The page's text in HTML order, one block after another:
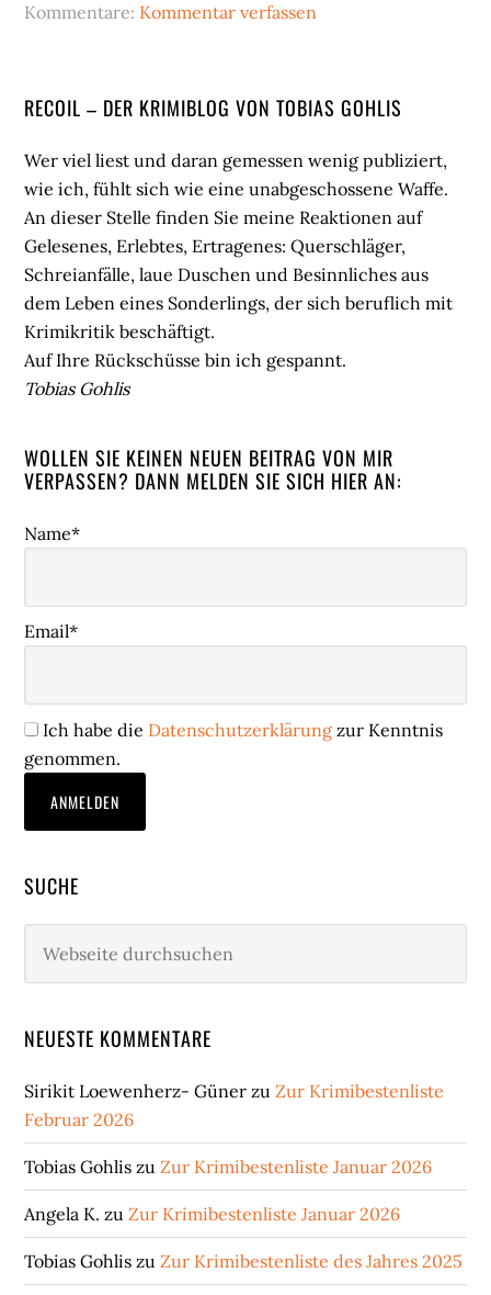
Kommentare: Kommentar verfassen
Seitenspalte
RECOIL – DER KRIMIBLOG VON TOBIAS GOHLIS
Wer viel liest und daran gemessen wenig publiziert,
wie ich, fühlt sich wie eine unabgeschossene Waffe.
An dieser Stelle finden Sie meine Reaktionen auf
Gelesenes, Erlebtes, Ertragenes: Querschläger,
Schreianfälle, laue Duschen und Besinnliches aus
dem Leben eines Sonderlings, der sich beruflich mit
Krimikritik beschäftigt.
Auf Ihre Rückschüsse bin ich gespannt.
Tobias Gohlis
WOLLEN SIE KEINEN NEUEN BEITRAG VON MIR
VERPASSEN? DANN MELDEN SIE SICH HIER AN:
Name*
Email*
Ich habe die Datenschutzerklärung zur Kenntnis
genommen.
SUCHE
durchsuchen
NEUESTE KOMMENTARE
Sirikit Loewenherz- Güner zuZur Krimibestenliste
Februar 2026
Tobias Gohlis zuZur Krimibestenliste Januar 2026
Angela K. zuZur Krimibestenliste Januar 2026
Tobias Gohlis zuZur Krimibestenliste des Jahres 2025